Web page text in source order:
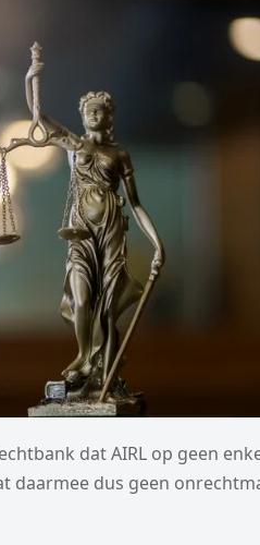
dat AIRL op geen
daarmee dus geen